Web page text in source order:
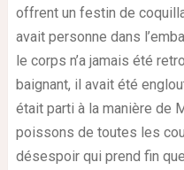
offrent un festin de
avait personne dans
le corps n’a jamais été
baignant, il avait été
était parti à la manière de
poissons de toutes les
désespoir qui prend fin